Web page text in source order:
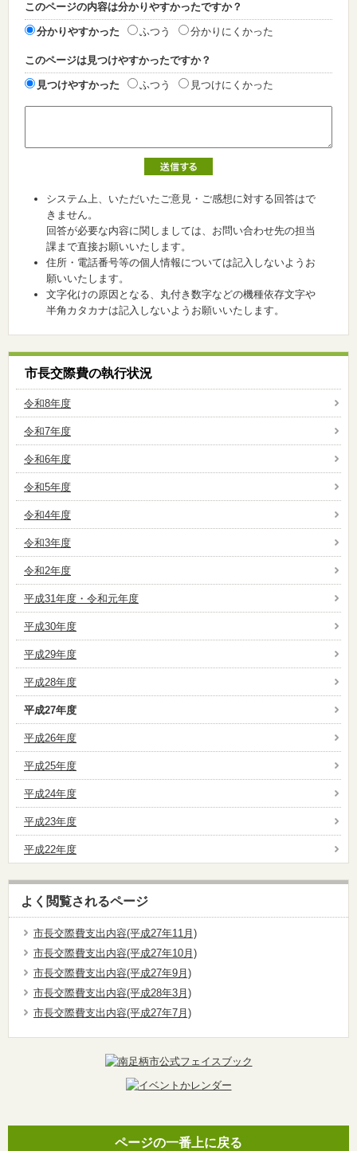
このページの内容は分かりやすかったですか？
分かりやすかった ふつう 分かりにくかった
このページは見つけやすかったですか？
見つけやすかった ふつう 見つけにくかった
システム上、いただいたご意見・ご感想に対する回答はで
きません。
回答が必要な内容に関しましては、お問い合わせ先の担当
課まで直接お願いいたします。
住所・電話番号等の個人情報については記入しないようお
願いいたします。
文字化けの原因となる、丸付き数字などの機種依存文字や
半角カタカナは記入しないようお願いいたします。
市長交際費の執行状況
令和8年度
令和7年度
令和6年度
令和5年度
令和4年度
令和3年度
令和2年度
平成31年度・令和元年度
平成30年度
平成29年度
平成28年度
平成27年度
平成26年度
平成25年度
平成24年度
平成23年度
平成22年度
よく閲覧されるページ
市長交際費支出内容(平成27年11月)
市長交際費支出内容(平成27年10月)
市長交際費支出内容(平成27年9月)
市長交際費支出内容(平成28年3月)
市長交際費支出内容(平成27年7月)
ページの一番上に戻る